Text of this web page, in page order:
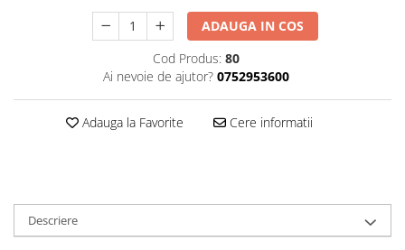
ADAUGA IN COS
Cod Produs: 80
Ai nevoie de ajutor? 0752953600
Adauga la Favorite Cere informatii
Descriere